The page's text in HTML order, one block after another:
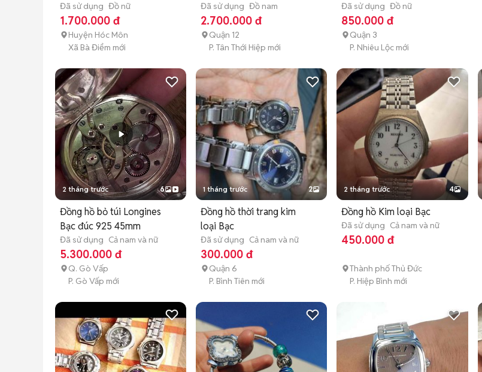
Đã sử dụng Đồ nữ
1.700.000 đ
Huyện Hóc Môn
Xã Bà Điểm mới
Đã sử dụng Đồ nam
2.700.000 đ
Quận 12
P. Tân Thới Hiệp mới
98%
Đã sử dụng Đồ nữ
850.000 đ
Quận 3
P. Nhiêu Lộc mới
2 tháng trước 6
Đồng hồ bỏ túi Longines
Bạc đúc 925 45mm
Đã sử dụng Cả nam và nữ
5.300.000 đ
Q. Gò Vấp
P. Gò Vấp mới
1 tháng trước 2
Đồng hồ thời trang kim
loại Bạc
Đã sử dụng Cả nam và nữ
300.000 đ
Quận 6
P. Bình Tiên mới
2 tháng trước 4
Đồng hồ Kim loại Bạc
Đã sử dụng Cả nam và nữ
450.000 đ
Thành phố Thủ Đức
P. Hiệp Bình mới